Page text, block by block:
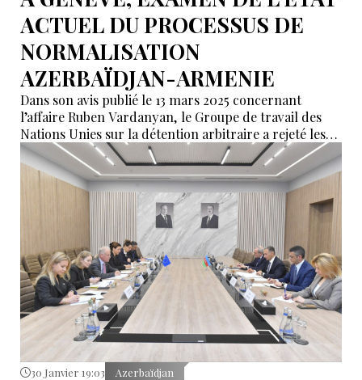
ACTUEL DU PROCESSUS DE
NORMALISATION
AZERBAÏDJAN-ARMENIE
Dans son avis publié le 13 mars 2025 concernant
l’affaire Ruben Vardanyan, le Groupe de travail des
Nations Unies sur la détention arbitraire a rejeté les
allégations de la partie arménienne et a une nouvelle
fois confirmé que les procédures juridiques menées
par l’Azerbaïdjan étaient conformes aux normes
internationales.
30 Janvier 19:03 Azerbaïdjan